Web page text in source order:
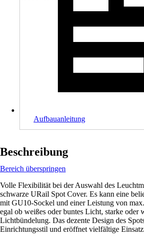
Aufbauanleitung
Beschreibung
Bereich überspringen
Volle Flexibilität bei der Auswahl des
schwarze URail Spot Cover. Es kann eine
mit GU10-Sockel und einer Leistung von
egal ob weißes oder buntes Licht, starke oder
Lichtbündelung. Das dezente Design des
Einrichtungsstil und eröffnet vielfältige